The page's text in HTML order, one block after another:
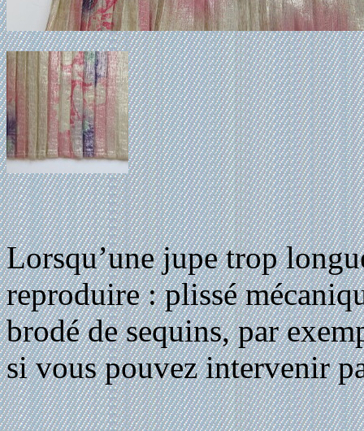
Lorsqu’une jupe trop
reproduire : plissé
brodé de sequins, par
si vous pouvez intervenir